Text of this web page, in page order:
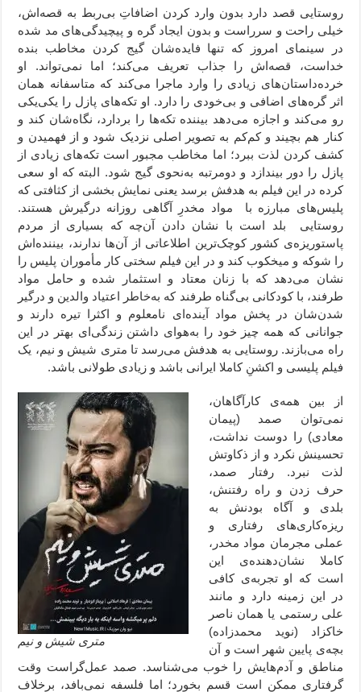
روستایی قصد دارد بدون وارد کردن اضافاتِ بی‌ربط به قصه‌اش،
خیلی راحت و سرراست و بدون ایجاد گره و پیچیدگی‌های مد شده
در سینمای امروز که تنها فایده‌شان گیج کردن مخاطب بنده
خداست، قصه‌اش را جذاب تعریف می‌کند؛ اما نمی‌تواند. او
خرده‌داستان‌های زیادی را وارد ماجرا می‌کند که متاسفانه همان
اثر گره‌های اضافی و بی‌خودی را دارد. او تکه‌های پازل را یکی‌یکی
رو می‌کند و اجازه می‌دهد بیننده تکه‌ها را بردارد، نگاه‌شان کند و
کنار هم بچیند و کم‌کم به تصویر اصلی نزدیک شود و از فهمیدن و
کشف کردن لذت ببرد؛ اما مخاطب مجبور است تکه‌های زیادی از
پازل را دور بیندازد و دومرتبه به‌نحوی گیج شود. البته که او سعی
کرده در این فیلم به هدفش برسد یعنی نمایش بخشی از کثافتی که
پلیس‌های مبارزه با مواد مخدرِ آگاهی روزانه درگیرش هستند.
روستایی بلد است با نشان دادن آن‌چه که بسیاری از مردم
پاستوریزه‌ی کشور کوچک‌ترین اطلاعاتی از آن‌ها ندارند، بیننده‌اش
را شوکه و میخکوب کند و در این فیلم سختی کار مأموران پلیس را
نشان می‌دهد که با زنان معتاد و استثمار شده و حامل مواد
طرفند، با کودکانی بی‌گناه طرفند که به‌خاطر اعتیاد والدین و درگیر
شدن‌شان در پخش مواد آینده‌ای نامعلوم و اکثرا تیره دارند و
جوانانی که همه چیز خود را به‌هوای داشتن زندگی‌ای بهتر در این
راه می‌بازند. روستایی به هدفش می‌رسد تا متری شیش و نیم، یک
فیلم پلیسی و اکشنِ کاملا ایرانی باشد و زیادی طولانی باشد.
متری شیش و نیم
از بین همه‌ی کارآگاهان،
نمی‌توان صمد (پیمان
معادی) را دوست نداشت،
تحسینش نکرد و از ذکاوتش
لذت نبرد. رفتار صمد،
حرف زدن و راه رفتنش،
بلدی و آگاه بودنش به
ریزه‌کاری‌های رفتاری و
عملی مجرمان مواد مخدر،
کاملا نشان‌دهنده‌ی این
است که او تجربه‌ی کافی
در این زمینه دارد و مانند
علی رستمی یا همان ناصر
خاکزاد (نوید محمدزاده)
بچه‌ی پایین شهر است و آن
مناطق و آدم‌هایش را خوب می‌شناسد. صمد عمل‌گراست وقت
گرفتاری ممکن است قسم بخورد؛ اما فلسفه نمی‌بافد، برخلاف